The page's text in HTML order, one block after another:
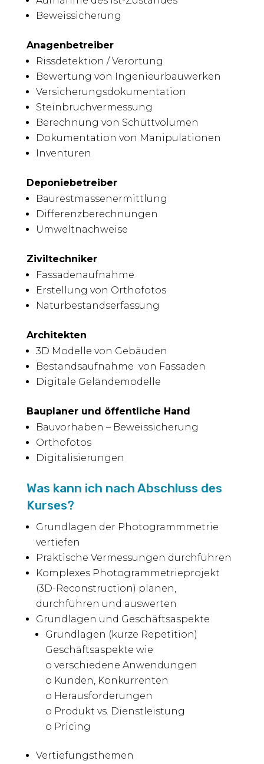
Beweissicherung
Anagenbetreiber
Rissdetektion / Verortung
Bewertung von Ingenieurbauwerken
Versicherungsdokumentation
Steinbruchvermessung
Berechnung von Schüttvolumen
Dokumentation von Manipulationen
Inventuren
Deponiebetreiber
Baurestmassenermittlung
Differenzberechnungen
Umweltnachweise
Ziviltechniker
Fassadenaufnahme
Erstellung von Orthofotos
Naturbestandserfassung
Architekten
3D Modelle von Gebäuden
Bestandsaufnahme von Fassaden
Digitale Geländemodelle
Bauplaner und öffentliche Hand
Bauvorhaben – Beweissicherung
Orthofotos
Digitalisierungen
Was kann ich nach Abschluss des
Kurses?
Grundlagen der Photogrammmetrie
vertiefen
Praktische Vermessungen durchführen
Komplexes Photogrammetrieprojekt
(3D-Reconstruction) planen,
durchführen und auswerten
Grundlagen und Geschäftsaspekte
Grundlagen (kurze Repetition)
Geschäftsaspekte wie
o verschiedene Anwendungen
o Kunden, Konkurrenten
o Herausforderungen
o Produkt vs. Dienstleistung
o Pricing
Vertiefungsthemen